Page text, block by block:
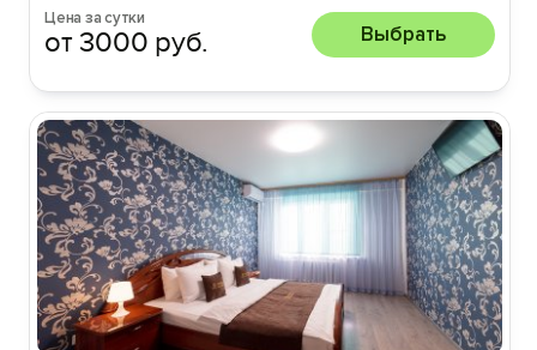
Цена за сутки
от 3000 руб. Выбрать